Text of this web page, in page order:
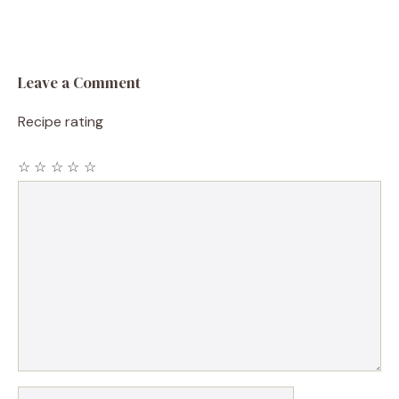
Leave a Comment
Recipe rating
☆
☆
☆
☆
☆